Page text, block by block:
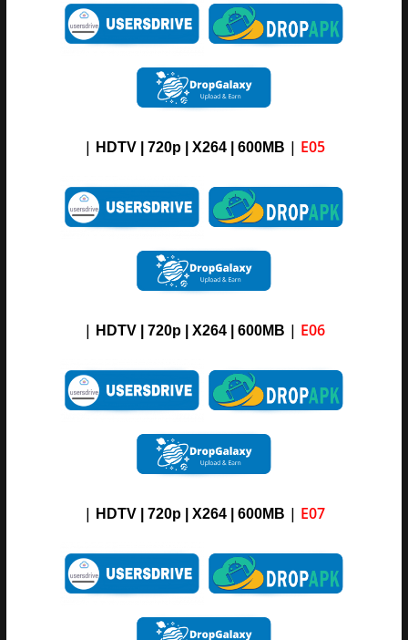
| HDTV | 720p | X264 | 600MB | E05
| HDTV | 720p | X264 | 600MB | E06
| HDTV | 720p | X264 | 600MB | E07